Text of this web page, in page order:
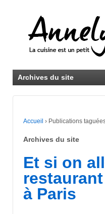
Archives du site
Accueil › Publications
Archives du site
Et si on
à Paris